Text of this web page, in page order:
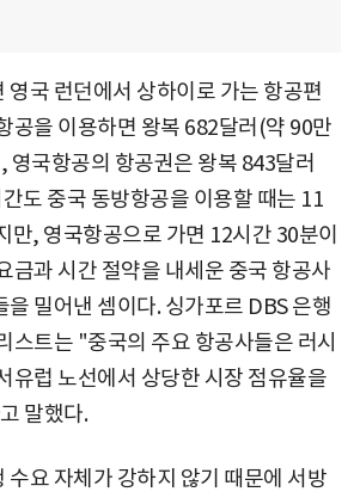
영국 런던에서 상하이로 가는 항공편
공을 이용하면 왕복 682달러(약 90만
영국항공의 항공권은 왕복 843달러
도 중국 동방항공을 이용할 때는 11
만, 영국항공으로 가면 12시간 30분이
금과 시간 절약을 내세운 중국 항공사
을 밀어낸 셈이다. 싱가포르 DBS 은행
스트는 "중국의 주요 항공사들은 러시
유럽 노선에서 상당한 시장 점유율을
말했다.
수요 자체가 강하지 않기 때문에 서방